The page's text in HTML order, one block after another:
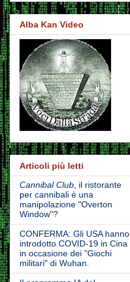
Alba Kan Video
Articoli più letti
Cannibal Club , il ristorante
per cannibali è una
manipolazione "Overton
Window"?
CONFERMA: Gli USA hanno
introdotto COVID-19 in Cina
in occasione dei "Giochi
militari" di Wuhan.